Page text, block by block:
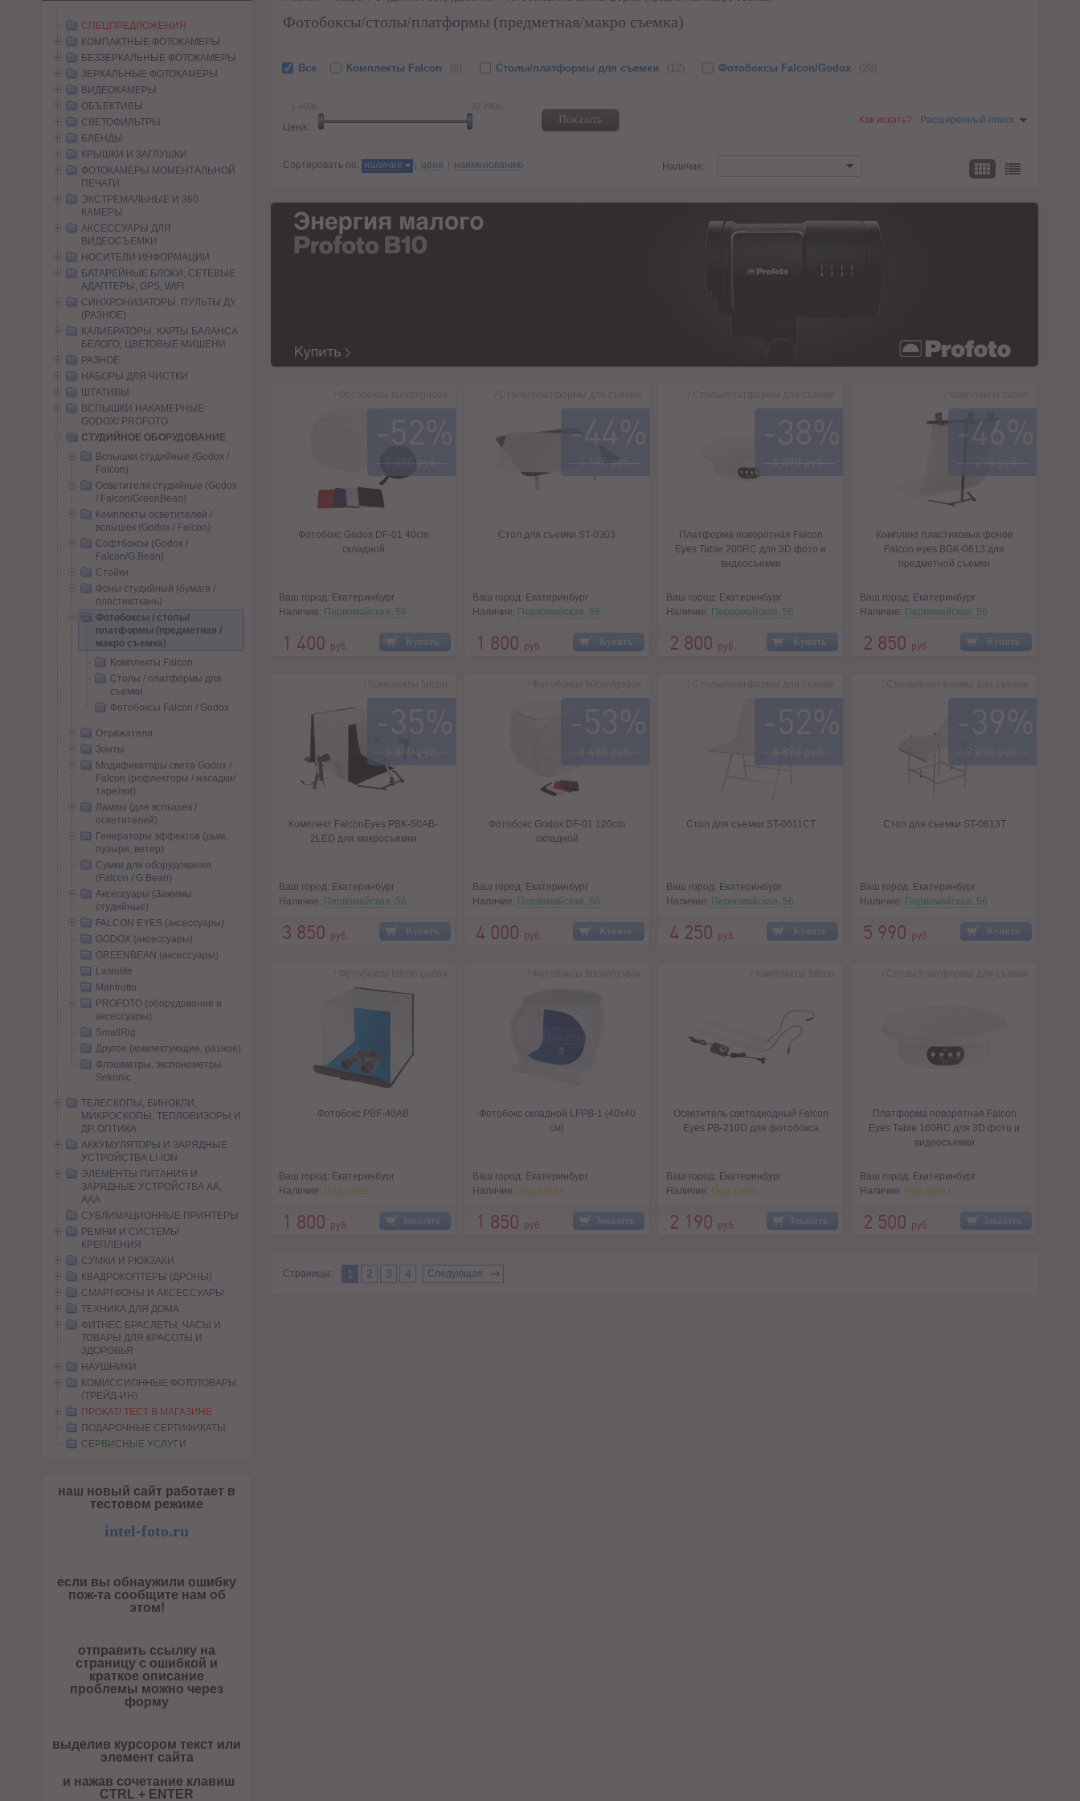
CПЕЦПРЕДЛОЖЕНИЯ
КОМПАКТНЫЕ ФОТОКАМЕРЫ
БЕЗЗЕРКАЛЬНЫЕ ФОТОКАМЕРЫ
ЗЕРКАЛЬНЫЕ ФОТОКАМЕРЫ
ВИДЕОКАМЕРЫ
ОБЪЕКТИВЫ
СВЕТОФИЛЬТРЫ
БЛЕНДЫ
КРЫШКИ И ЗАГЛУШКИ
ФОТОКАМЕРЫ МОМЕНТАЛЬНОЙ
ПЕЧАТИ
ЭКСТРЕМАЛЬНЫЕ И 360
КАМЕРЫ
АКСЕССУАРЫ ДЛЯ
ВИДЕОСЪЕМКИ
НОСИТЕЛИ ИНФОРМАЦИИ
БАТАРЕЙНЫЕ БЛОКИ, СЕТЕВЫЕ
АДАПТЕРЫ, GPS, WIFI
СИНХРОНИЗАТОРЫ, ПУЛЬТЫ ДУ
(РАЗНОЕ)
КАЛИБРАТОРЫ, КАРТЫ БАЛАНСА
БЕЛОГО, ЦВЕТОВЫЕ МИШЕНИ
РАЗНОЕ
НАБОРЫ ДЛЯ ЧИСТКИ
ШТАТИВЫ
ВСПЫШКИ НАКАМЕРНЫЕ
GODOX/ PROFOTO
СТУДИЙНОЕ ОБОРУДОВАНИЕ
Вспышки студийные (Godox /
Falcon)
Осветители студийные (Godox
/ Falcon/GreenBean)
Комплекты осветителей /
вспышек (Godox / Falcon)
Софтбоксы (Godox /
Falcon/G.Bean)
Стойки
Фоны студийный (бумага /
пластик/ткань)
Фотобоксы / столы/
платформы (предметная /
макро съемка)
Комплекты Falcon
Столы / платформы для
съемки
Фотобоксы Falcon / Godox
Отражатели
Зонты
Модификаторы света Godox /
Falcon (рефлекторы / насадки/
тарелки)
Лампы (для вспышек /
осветителей)
Генераторы эффектов (дым,
пузыри, ветер)
Сумки для оборудования
(Falcon / G.Bean)
Аксессуары (Зажимы
студийные)
FALCON EYES (аксессуары)
GODOX (аксессуары)
GREENBEAN (аксессуары)
Lastolite
Manfrotto
PROFOTO (оборудование и
аксессуары)
SmallRig
Другое (комлектующие, разное)
Флэшметры, экспонометры
Sekonic
ТЕЛЕСКОПЫ, БИНОКЛИ,
МИКРОСКОПЫ, ТЕПЛОВИЗОРЫ И
ДР. ОПТИКА
АККУМУЛЯТОРЫ И ЗАРЯДНЫЕ
УСТРОЙСТВА LI-ION
ЭЛЕМЕНТЫ ПИТАНИЯ И
ЗАРЯДНЫЕ УСТРОЙСТВА AA,
AAA
СУБЛИМАЦИОННЫЕ ПРИНТЕРЫ
РЕМНИ И СИСТЕМЫ
КРЕПЛЕНИЯ
СУМКИ И РЮКЗАКИ
КВАДРОКОПТЕРЫ (ДРОНЫ)
СМАРТФОНЫ И АКСЕССУАРЫ
ТЕХНИКА ДЛЯ ДОМА
ФИТНЕС БРАСЛЕТЫ, ЧАСЫ И
ТОВАРЫ ДЛЯ КРАСОТЫ И
ЗДОРОВЬЯ
НАУШНИКИ
КОМИССИОННЫЕ ФОТОТОВАРЫ
(ТРЕЙД-ИН)
ПРОКАТ/ ТЕСТ В МАГАЗИНЕ
ПОДАРОЧНЫЕ СЕРТИФИКАТЫ
СЕРВИСНЫЕ УСЛУГИ
наш новый сайт работает в
тестовом режиме
intel-foto.ru
если вы обнаужили ошибку
пож-та сообщите нам об
этом!
отправить ссылку на
страницу с ошибкой и
краткое описание
проблемы можно через
форму
выделив курсором текст или
элемент сайта
и нажав сочетание клавиш
CTRL + ENTER
Фотобоксы/столы/платформы (предметная/макро съемка)
Все Комплекты Falcon (6) Столы/платформы для съемки (12) Фотобоксы Falcon/Godox (26)
Цена:
Показать Как искать? Расширенный поиск
Сортировать по: наличие цене наименованию Наличие:
Фотобокс Godox DF-01 40cm
складной
Ваш город: Екатеринбург
Наличие: Первомайская, 56
1 400 руб. Купить
Стол для съемки ST-0303
Ваш город: Екатеринбург
Наличие: Первомайская, 56
-44%
3 190 руб.
1 800 руб. Купить
Платформа поворотная Falcon
Eyes Table 200RC для 3D фото и
видеосъемки
Ваш город: Екатеринбург
Наличие: Первомайская, 56
2 800 руб. Купить
Комплект пластиковых фонов
Falcon eyes BGK-0613 для
предметной съемки
Ваш город: Екатеринбург
Наличие: Первомайская, 56
-46%
5 290 руб.
2 850 руб. Купить
Комплект FalconEyes PBK-50AB-
2LED для макросъемки
Ваш город: Екатеринбург
Наличие: Первомайская, 56
5 890 руб.
3 850 руб. Купить
Фотобокс Godox DF-01 120cm
складной
Ваш город: Екатеринбург
Наличие: Первомайская, 56
-53%
4 000 руб. Купить
Стол для съемки ST-0611СT
Ваш город: Екатеринбург
Наличие: Первомайская, 56
-52%
8 890 руб.
4 250 руб. Купить
Стол для съемки ST-0613T
Ваш город: Екатеринбург
Наличие: Первомайская, 56
-39%
9 890 руб.
5 990 руб. Купить
Фотобокс PBF-40AB
Ваш город: Екатеринбург
Наличие: Под заказ
1 800 руб. Заказать
Фотобокс складной LFPB-1 (40x40
см)
Ваш город: Екатеринбург
Наличие: Под заказ
1 850 руб. Заказать
Осветитель светодиодный Falcon
Eyes PB-210D для фотобокса
Ваш город: Екатеринбург
Наличие: Под заказ
2 190 руб. Заказать
Платформа поворотная Falcon
Eyes Table 160RC для 3D фото и
видеосъемки
Ваш город: Екатеринбург
Наличие: Под заказ
2 500 руб. Заказать
Страницы: 1 2 3 4 Следующая